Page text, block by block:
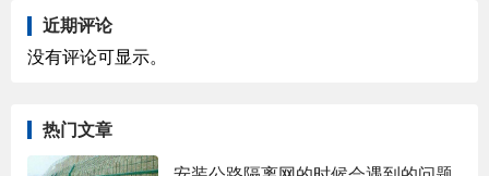
近期评论
没有评论可显示。
热门文章